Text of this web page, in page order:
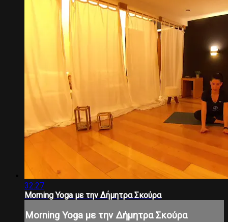
32:27
Morning Yoga με την Δήμητρα Σκούρα
Morning Yoga με την Δήμητρα Σκούρα